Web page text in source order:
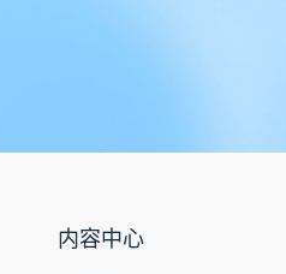
内容中心